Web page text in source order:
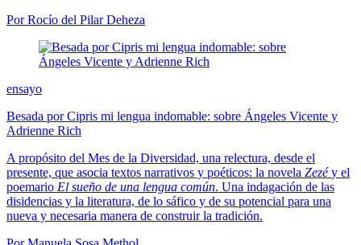
Por Rocío del Pilar Deheza
ensayo
Besada por Cipris mi lengua indomable: sobre Ángeles Vicente y
Adrienne Rich
A propósito del Mes de la Diversidad, una relectura, desde el
presente, que asocia textos narrativos y poéticos: la novela Zezéy el
poemario El sueño de una lengua común. Una indagación de las
disidencias y la literatura, de lo sáfico y de su potencial para una
nueva y necesaria manera de construir la tradición.